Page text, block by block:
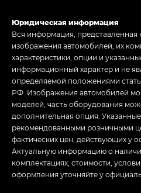
Юридическая информация
Вся информация, представленная
изображения автомобилей, их
характеристики, опции и
информационный характер и не
определяемой положениями
РФ. Изображения автомобилей
моделей, часть оборудования
дополнительная опция.
рекомендованными розничными
фактических цен, действующих у
Актуальную информацию о
комплектациях, стоимости,
оформления уточняйте у